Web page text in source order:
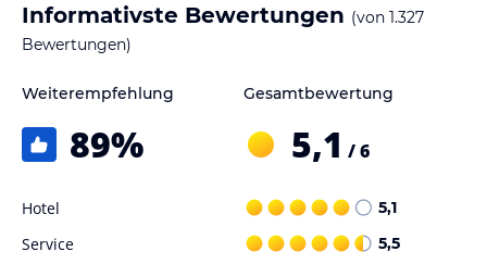
Informativste Bewertungen (von 1.327
Bewertungen)
Weiterempfehlung
89%
Gesamtbewertung
5,1 / 6
Hotel 5,1
Service 5,5